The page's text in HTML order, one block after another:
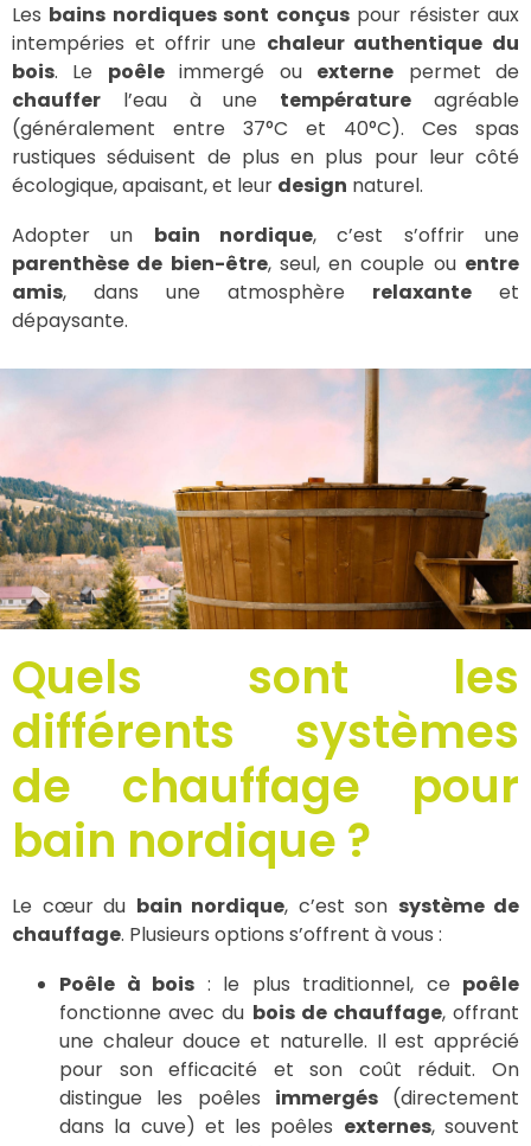
Les bains nordiques sont conçuspour résister aux
intempéries et offrir une chaleur authentique du
bois. Le poêleimmergé ou externe permet de
chauffer l’eau à une température agréable
(généralement entre 37°C et 40°C). Ces spas
rustiques séduisent de plus en plus pour leur côté
écologique, apaisant, et leur design naturel.
Adopter un bain nordique, c’est s’offrir une
parenthèse de bien-être, seul, en couple ou entre
amis, dans une atmosphère relaxante et
dépaysante.
Quels sont les
différents systèmes
de chauffage pour
bain nordique ?
Le cœur du bain nordique, c’est son système de
chauffage. Plusieurs options s’offrent à vous :
Poêle à bois : le plus traditionnel, ce poêle
fonctionne avec du bois de chauffage, offrant
une chaleur douce et naturelle. Il est apprécié
pour son efficacité et son coût réduit. On
distingue les poêles immergés(directement
dans la cuve) et les poêles externes, souvent